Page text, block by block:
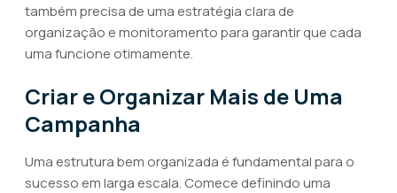
também precisa de uma estratégia clara de
organização e monitoramento para garantir que cada
uma funcione otimamente.
Criar e Organizar Mais de Uma
Campanha
Uma estrutura bem organizada é fundamental para o
sucesso em larga escala. Comece definindo uma